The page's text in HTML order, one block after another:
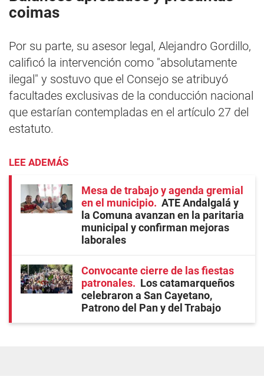
coimas
Por su parte, su asesor legal, Alejandro Gordillo,
calificó la intervención como "absolutamente
ilegal" y sostuvo que el Consejo se atribuyó
facultades exclusivas de la conducción nacional
que estarían contempladas en el artículo 27 del
estatuto.
LEE ADEMÁS
Mesa de trabajo y agenda gremial
en el municipio
ATE Andalgalá y
la Comuna avanzan en la paritaria
municipal y confirman mejoras
laborales
Convocante cierre de las fiestas
patronales
Los catamarqueños
celebraron a San Cayetano,
Patrono del Pan y del Trabajo